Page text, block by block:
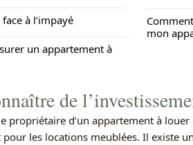
à l’impayé
un appartement à
mon
de
propriétaire d’un appartement à
les locations meublées. Il existe